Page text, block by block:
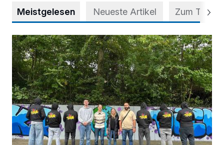
Meistgelesen Neueste Artikel Zum Thema
Aus Grau wird Haltung